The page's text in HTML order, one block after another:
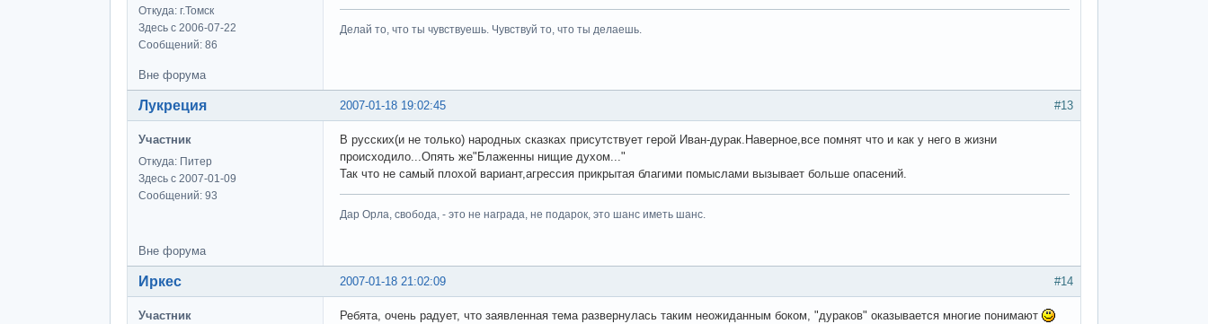
Откуда: г.Томск
Здесь с 2006-07-22
Сообщений: 86
Делай то, что ты чувствуешь. Чувствуй то, что ты делаешь.
Вне форума
#13
2007-01-18 19:02:45
Лукреция
Участник
Откуда: Питер
Здесь с 2007-01-09
Сообщений: 93
В русских(и не только) народных сказках присутствует герой Иван-дурак.Наверное,все помнят что и как у него в жизни
происходило...Опять же"Блаженны нищие духом..."
Так что не самый плохой вариант,агрессия прикрытая благими помыслами вызывает больше опасений.
Дар Орла, свобода, - это не награда, не подарок, это шанс иметь шанс.
Вне форума
#14
2007-01-18 21:02:09
Иркес
Участник
Ребята, очень радует, что заявленная тема развернулась таким неожиданным боком, "дураков" оказывается многие понимают